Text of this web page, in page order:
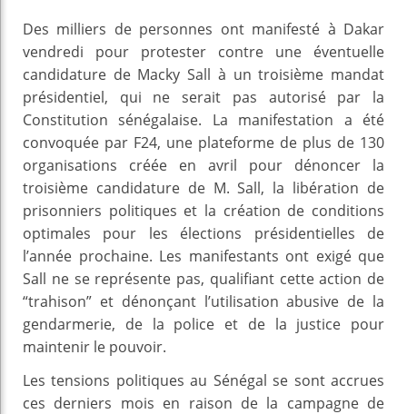
Des milliers de personnes ont manifesté à Dakar
vendredi pour protester contre une éventuelle
candidature de Macky Sall à un troisième mandat
présidentiel, qui ne serait pas autorisé par la
Constitution sénégalaise. La manifestation a été
convoquée par F24, une plateforme de plus de 130
organisations créée en avril pour dénoncer la
troisième candidature de M. Sall, la libération de
prisonniers politiques et la création de conditions
optimales pour les élections présidentielles de
l’année prochaine. Les manifestants ont exigé que
Sall ne se représente pas, qualifiant cette action de
“trahison” et dénonçant l’utilisation abusive de la
gendarmerie, de la police et de la justice pour
maintenir le pouvoir.
Les tensions politiques au Sénégal se sont accrues
ces derniers mois en raison de la campagne de